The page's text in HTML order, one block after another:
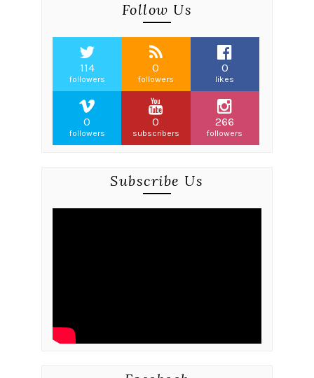
Follow Us
114
followers
0
followers
0
likes
0
followers
0
subscribers
266
followers
Subscribe Us